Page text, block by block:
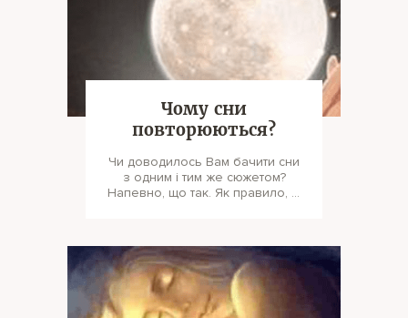
Чому сни
повторюються?
Чи доводилось Вам бачити сни
з одним і тим же сюжетом?
Напевно, що так. Як правило, ці